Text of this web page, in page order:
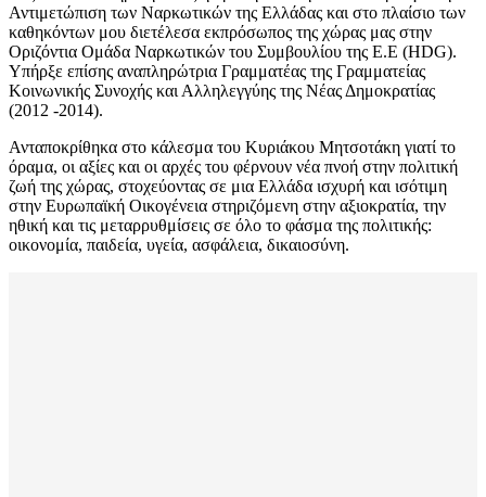
Αντιμετώπιση των Ναρκωτικών της Ελλάδας και στο πλαίσιο των
καθηκόντων μου διετέλεσα εκπρόσωπος της χώρας μας στην
Οριζόντια Ομάδα Ναρκωτικών του Συμβουλίου της Ε.Ε (HDG).
Υπήρξε επίσης αναπληρώτρια Γραμματέας της Γραμματείας
Κοινωνικής Συνοχής και Αλληλεγγύης της Νέας Δημοκρατίας
(2012 -2014).
Ανταποκρίθηκα στο κάλεσμα του Κυριάκου Μητσοτάκη γιατί το
όραμα, οι αξίες και οι αρχές του φέρνουν νέα πνοή στην πολιτική
ζωή της χώρας, στοχεύοντας σε μια Ελλάδα ισχυρή και ισότιμη
στην Ευρωπαϊκή Οικογένεια στηριζόμενη στην αξιοκρατία, την
ηθική και τις μεταρρυθμίσεις σε όλο το φάσμα της πολιτικής:
οικονομία, παιδεία, υγεία, ασφάλεια, δικαιοσύνη.